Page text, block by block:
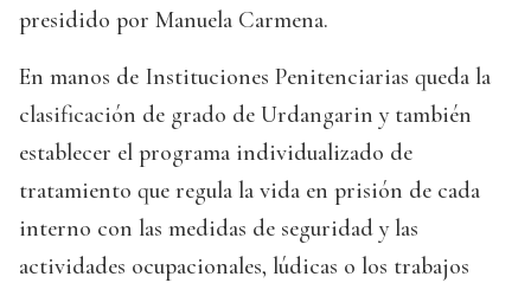
presidido por Manuela Carmena.
En manos de Instituciones Penitenciarias queda la
clasificación de grado de Urdangarin y también
establecer el programa individualizado de
tratamiento que regula la vida en prisión de cada
interno con las medidas de seguridad y las
actividades ocupacionales, lúdicas o los trabajos